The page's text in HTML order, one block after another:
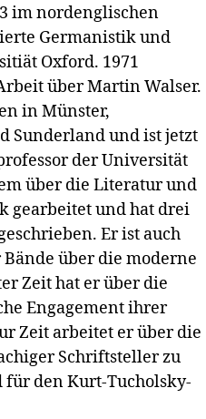
im nordenglischen
Germanistik und
Oxford. 1971
über Martin Walser.
in Münster,
Sunderland und ist jetzt
der Universität
über die Literatur und
gearbeitet und hat drei
Er ist auch
über die moderne
Zeit hat er über die
Engagement ihrer
Zeit arbeitet er über die
Schriftsteller zu
für den Kurt-Tucholsky-